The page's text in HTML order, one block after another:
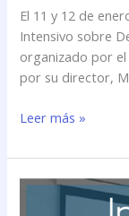
El 11 y 12 de
Intensivo sobre
organizado por
por su director,
Leer más »
Se